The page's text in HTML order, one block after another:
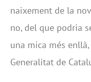
naixement de la
no, del que podria
una mica més
Generalitat de